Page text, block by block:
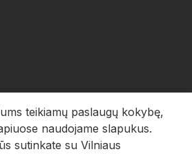
Vilnius
teikiamų paslaugų kokybę,
naudojame slapukus.
sutinkate su Vilniaus